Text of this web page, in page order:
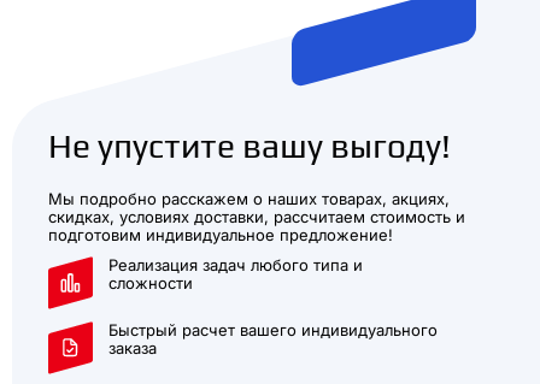
Не упустите вашу выгоду!
Мы подробно расскажем о наших товарах, акциях,
скидках, условиях доставки, рассчитаем стоимость и
подготовим индивидуальное предложение!
Реализация задач любого типа и
сложности
Быстрый расчет вашего индивидуального
заказа